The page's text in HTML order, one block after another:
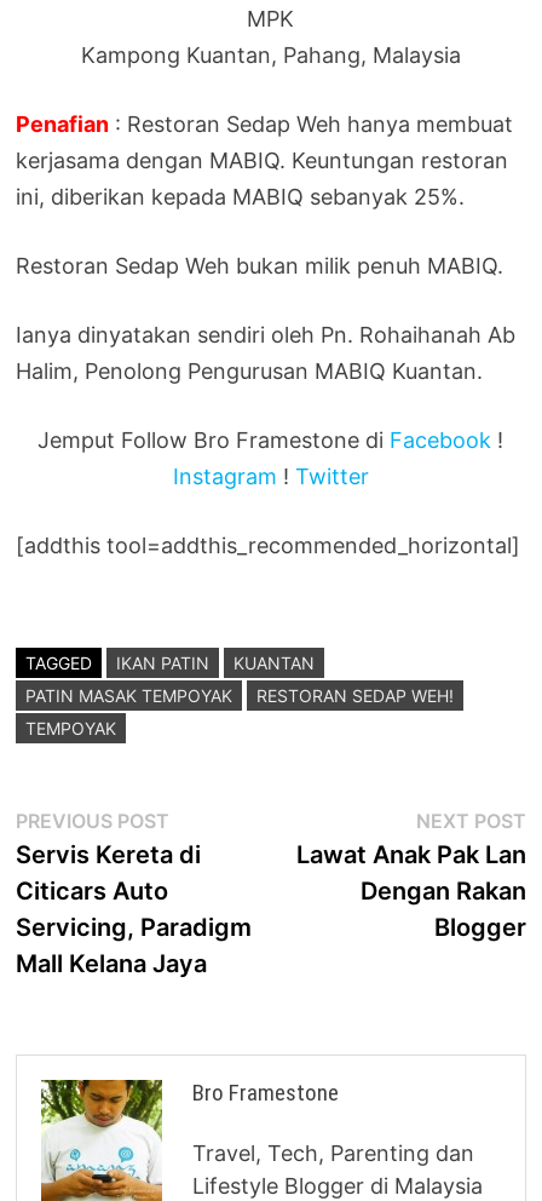
MPK
Kampong Kuantan, Pahang, Malaysia
Penafian : Restoran Sedap Weh hanya membuat
kerjasama dengan MABIQ. Keuntungan restoran
ini, diberikan kepada MABIQ sebanyak 25%.
Restoran Sedap Weh bukan milik penuh MABIQ.
Ianya dinyatakan sendiri oleh Pn. Rohaihanah Ab
Halim, Penolong Pengurusan MABIQ Kuantan.
Jemput Follow Bro Framestone di Facebook !
Instagram ! Twitter
[addthis tool=addthis_recommended_horizontal]
TAGGED IKAN PATIN
KUANTAN
PATIN MASAK TEMPOYAK
RESTORAN SEDAP WEH!
TEMPOYAK
Post
navigation
PREVIOUS POST
post:
Servis Kereta di
Citicars Auto
Servicing, Paradigm
Mall Kelana Jaya
NEXT POST
Lawat Anak Pak Lan
Dengan Rakan
Blogger
Bro Framestone
Travel, Tech, Parenting dan
Lifestyle Blogger di Malaysia